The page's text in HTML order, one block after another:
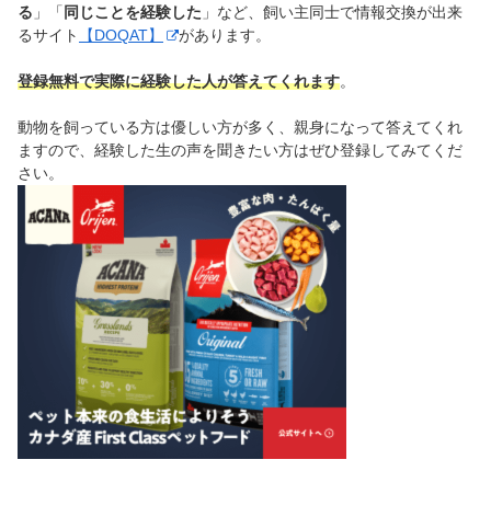
る 」「 同じことを経験した 」など、飼い主同士で情報交換が出来
るサイト
【DOQAT】 があります。
登録無料で実際に経験した人が答えてくれます。
動物を飼っている方は優しい方が多く、親身になって答えてくれ
ますので、経験した生の声を聞きたい方はぜひ登録してみてくだ
さい。